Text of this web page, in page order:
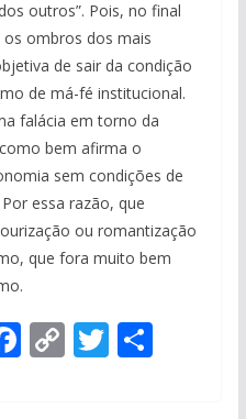
outros”. Pois, no final
ombros dos mais
de sair da condição
de má-fé institucional.
falácia em torno da
bem afirma o
sem condições de
essa razão, que
ou romantização
que fora muito bem
F C T S